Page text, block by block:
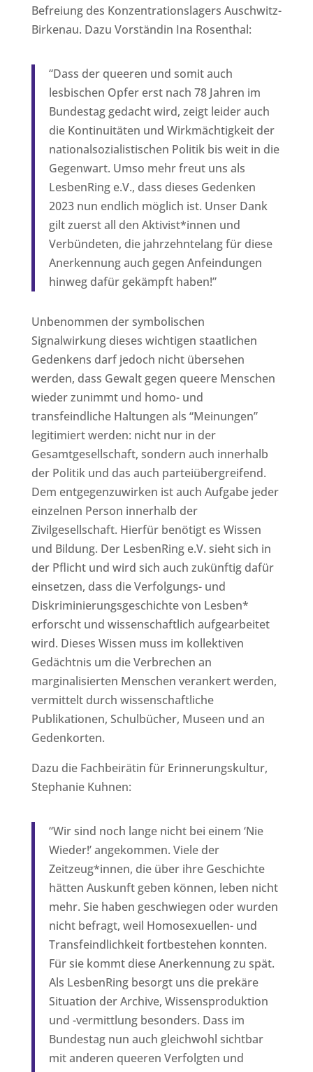
Befreiung des Konzentrationslagers Auschwitz-
Birkenau. Dazu Vorständin Ina Rosenthal:
“Dass der queeren und somit auch
lesbischen Opfer erst nach 78 Jahren im
Bundestag gedacht wird, zeigt leider auch
die Kontinuitäten und Wirkmächtigkeit der
nationalsozialistischen Politik bis weit in die
Gegenwart. Umso mehr freut uns als
LesbenRing e.V., dass dieses Gedenken
2023 nun endlich möglich ist. Unser Dank
gilt zuerst all den Aktivist*innen und
Verbündeten, die jahrzehntelang für diese
Anerkennung auch gegen Anfeindungen
hinweg dafür gekämpft haben!”
Unbenommen der symbolischen
Signalwirkung dieses wichtigen staatlichen
Gedenkens darf jedoch nicht übersehen
werden, dass Gewalt gegen queere Menschen
wieder zunimmt und homo- und
transfeindliche Haltungen als “Meinungen”
legitimiert werden: nicht nur in der
Gesamtgesellschaft, sondern auch innerhalb
der Politik und das auch parteiübergreifend.
Dem entgegenzuwirken ist auch Aufgabe jeder
einzelnen Person innerhalb der
Zivilgesellschaft. Hierfür benötigt es Wissen
und Bildung. Der LesbenRing e.V. sieht sich in
der Pflicht und wird sich auch zukünftig dafür
einsetzen, dass die Verfolgungs- und
Diskriminierungsgeschichte von Lesben*
erforscht und wissenschaftlich aufgearbeitet
wird. Dieses Wissen muss im kollektiven
Gedächtnis um die Verbrechen an
marginalisierten Menschen verankert werden,
vermittelt durch wissenschaftliche
Publikationen, Schulbücher, Museen und an
Gedenkorten.
Dazu die Fachbeirätin für Erinnerungskultur,
Stephanie Kuhnen:
“Wir sind noch lange nicht bei einem ‘Nie
Wieder!’ angekommen. Viele der
Zeitzeug*innen, die über ihre Geschichte
hätten Auskunft geben können, leben nicht
mehr. Sie haben geschwiegen oder wurden
nicht befragt, weil Homosexuellen- und
Transfeindlichkeit fortbestehen konnten.
Für sie kommt diese Anerkennung zu spät.
Als LesbenRing besorgt uns die prekäre
Situation der Archive, Wissensproduktion
und -vermittlung besonders. Dass im
Bundestag nun auch gleichwohl sichtbar
mit anderen queeren Verfolgten und